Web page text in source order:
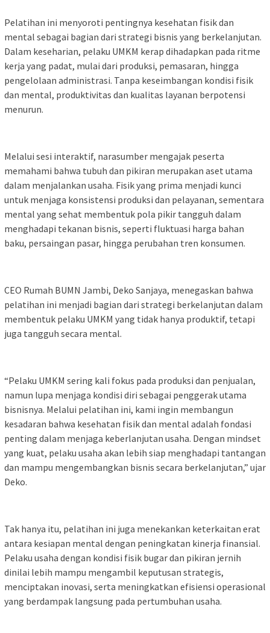
Pelatihan ini menyoroti pentingnya kesehatan fisik dan
mental sebagai bagian dari strategi bisnis yang berkelanjutan.
Dalam keseharian, pelaku UMKM kerap dihadapkan pada ritme
kerja yang padat, mulai dari produksi, pemasaran, hingga
pengelolaan administrasi. Tanpa keseimbangan kondisi fisik
dan mental, produktivitas dan kualitas layanan berpotensi
menurun.
Melalui sesi interaktif, narasumber mengajak peserta
memahami bahwa tubuh dan pikiran merupakan aset utama
dalam menjalankan usaha. Fisik yang prima menjadi kunci
untuk menjaga konsistensi produksi dan pelayanan, sementara
mental yang sehat membentuk pola pikir tangguh dalam
menghadapi tekanan bisnis, seperti fluktuasi harga bahan
baku, persaingan pasar, hingga perubahan tren konsumen.
CEO Rumah BUMN Jambi, Deko Sanjaya, menegaskan bahwa
pelatihan ini menjadi bagian dari strategi berkelanjutan dalam
membentuk pelaku UMKM yang tidak hanya produktif, tetapi
juga tangguh secara mental.
“Pelaku UMKM sering kali fokus pada produksi dan penjualan,
namun lupa menjaga kondisi diri sebagai penggerak utama
bisnisnya. Melalui pelatihan ini, kami ingin membangun
kesadaran bahwa kesehatan fisik dan mental adalah fondasi
penting dalam menjaga keberlanjutan usaha. Dengan mindset
yang kuat, pelaku usaha akan lebih siap menghadapi tantangan
dan mampu mengembangkan bisnis secara berkelanjutan,” ujar
Deko.
Tak hanya itu, pelatihan ini juga menekankan keterkaitan erat
antara kesiapan mental dengan peningkatan kinerja finansial.
Pelaku usaha dengan kondisi fisik bugar dan pikiran jernih
dinilai lebih mampu mengambil keputusan strategis,
menciptakan inovasi, serta meningkatkan efisiensi operasional
yang berdampak langsung pada pertumbuhan usaha.